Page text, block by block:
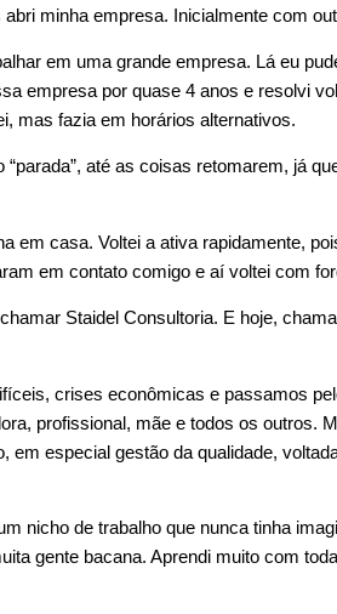
minha empresa. Inicialmente com
em uma grande empresa. Lá eu
empresa por quase 4 anos e resolvi
mas fazia em horários alternativos.
até as coisas retomarem, já
em casa. Voltei a ativa rapidamente,
em contato comigo e aí voltei com
Staidel Consultoria. E hoje,
crises econômicas e passamos
profissional, mãe e todos os outros.
em especial gestão da qualidade,
nicho de trabalho que nunca tinha
gente bacana. Aprendi muito com